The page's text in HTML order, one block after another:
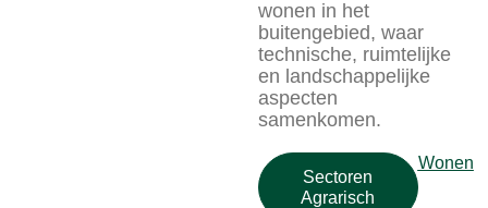
wonen in het
buitengebied, waar
technische, ruimtelijke
en landschappelijke
aspecten
samenkomen.
Sectoren
Agrarisch
Wonen